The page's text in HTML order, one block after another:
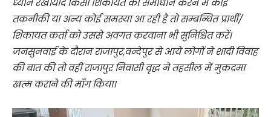
ध्यान रखें।यदि किसी शिकायत का समाधान करने में कोई
तकनीकी या अन्य कोई समस्या आ रही है तो सम्बन्धित प्रार्थी/
शिकायत कर्ता को उससे अवगत करवाना भी सुनिश्चित करें।
जनसुनवाई के दौरान राजापुर,वन्देपुर से आये लोगों ने शादी विवाह
की बात की तो वहीं राजापुर निवासी वृद्ध ने तहसील में मुकदमा
खत्म कराने की माँग किया।